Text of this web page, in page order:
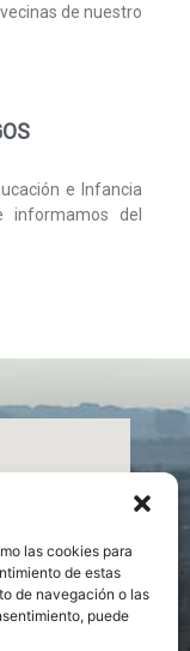
las cookies para
de estas
de navegación o las
puede
de nuestro
e Infancia
informamos del